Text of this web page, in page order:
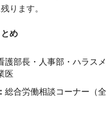
ります。
め
護部長・人事部・ハラス
医
総合労働相談コーナー（